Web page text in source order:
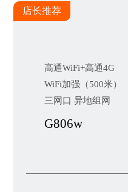
店长推荐
高通WiFi+高通4G
WiFi加强（500米）
三网口 异地组网
G806w